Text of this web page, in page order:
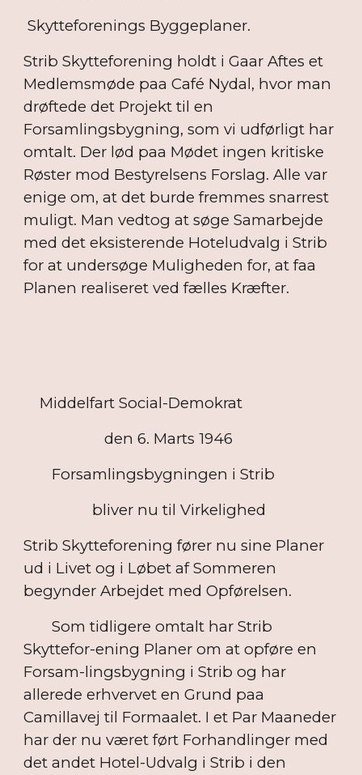
Skytteforenings Byggeplaner.
Strib Skytteforening holdt i Gaar Aftes et
Medlemsmøde paa Café Nydal, hvor man
drøftede det Projekt til en
Forsamlingsbygning, som vi udførligt har
omtalt. Der lød paa Mødet ingen kritiske
Røster mod Bestyrelsens Forslag. Alle var
enige om, at det burde fremmes snarrest
muligt. Man vedtog at søge Samarbejde
med det eksisterende Hoteludvalg i Strib
for at undersøge Muligheden for, at faa
Planen realiseret ved fælles Kræfter.
Middelfart Social-Demokrat
den 6. Marts 1946
Forsamlingsbygningen i Strib
bliver nu til Virkelighed
Strib Skytteforening fører nu sine Planer
ud i Livet og i Løbet af Sommeren
begynder Arbejdet med Opførelsen.
Som tidligere omtalt har Strib
Skyttefor-ening Planer om at opføre en
Forsam-lingsbygning i Strib og har
allerede erhvervet en Grund paa
Camillavej til Formaalet. I et Par Maaneder
har der nu været ført Forhandlinger med
det andet Hotel-Udvalg i Strib i den